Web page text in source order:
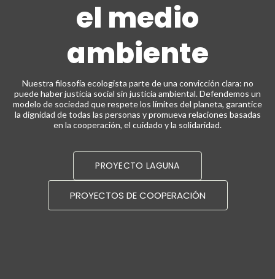
el medio
ambiente
Nuestra filosofía ecologista parte de una convicción clara: no
puede haber justicia social sin justicia ambiental. Defendemos un
modelo de sociedad que respete los límites del planeta, garantice
la dignidad de todas las personas y promueva relaciones basadas
en la cooperación, el cuidado y la solidaridad.
PROYECTO LAGUNA
PROYECTOS DE COOPERACIÓN